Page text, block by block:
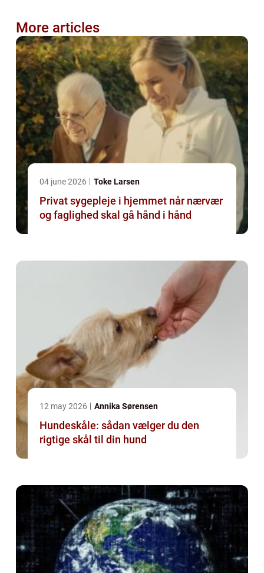
More articles
04 june 2026 Toke Larsen
Privat sygepleje i hjemmet når nærvær
og faglighed skal gå hånd i hånd
12 may 2026 Annika Sørensen
Hundeskåle: sådan vælger du den
rigtige skål til din hund